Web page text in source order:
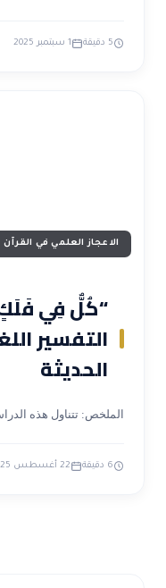
5 دقيقة 1 سبتمبر 2025
الاعجاز العلمي في القرآن
“كُلٌّ فِي
التفسير
الحديثة
الملخص: تتناول هذه
6 دقيقة 22 أغسطس 2025